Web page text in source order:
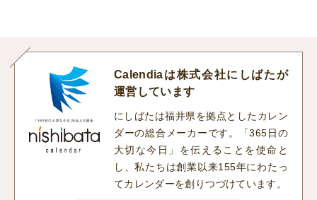
Calendiaは株式会社にしばたが
運営しています
にしばたは福井県を拠点としたカレン
ダーの総合メーカーです。「365日の
大切な今日」を伝えることを使命と
し、私たちは創業以来155年にわたっ
てカレンダーを創りつづけています。